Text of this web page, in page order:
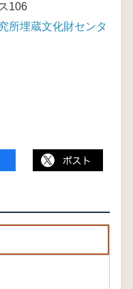
106
所埋蔵文化財センタ